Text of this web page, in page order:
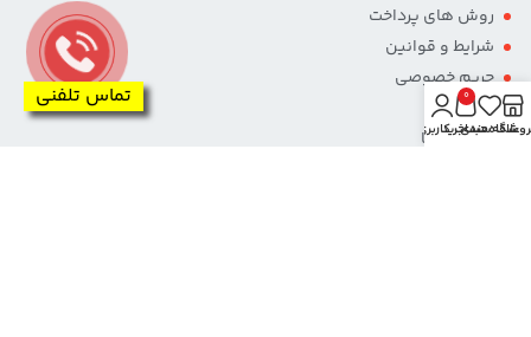
روش های پرداخت
شرایط و قوانین
حریم خصوصی
درباره ما
تماس با ما
تماس تلفنی
علاقه مندی
0
سبد خرید
حساب کاربری من